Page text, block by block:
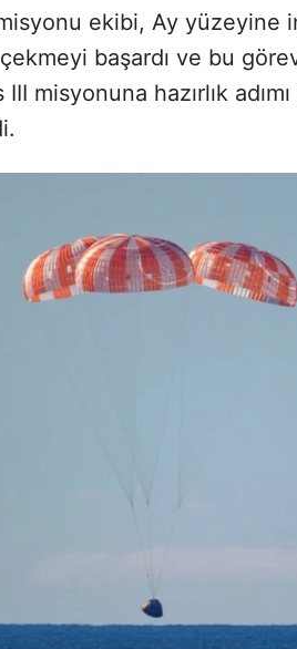
ekibi, Ay yüzeyine
başardı ve bu
misyonuna hazırlık